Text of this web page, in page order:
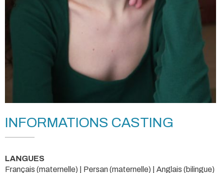
INFORMATIONS CASTING
LANGUES
Français (maternelle) | Persan (maternelle) | Anglais (bilingue)